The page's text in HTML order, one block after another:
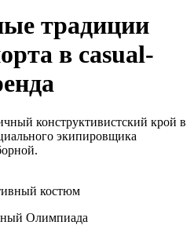
традиции
в casual-
конструктивистский крой в
экипировщика